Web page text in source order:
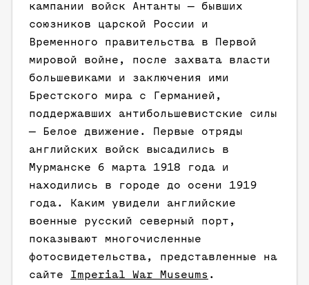
кампании войск Антанты — бывших
союзников царской России и
Временного правительства в Первой
мировой войне, после захвата власти
большевиками и заключения ими
Брестского мира с Германией,
поддержавших антибольшевистские силы
— Белое движение. Первые отряды
английских войск высадились в
Мурманске 6 марта 1918 года и
находились в городе до осени 1919
года. Каким увидели английские
военные русский северный порт,
показывают многочисленные
фотосвидетельства, представленные на
сайте Imperial War Museums .